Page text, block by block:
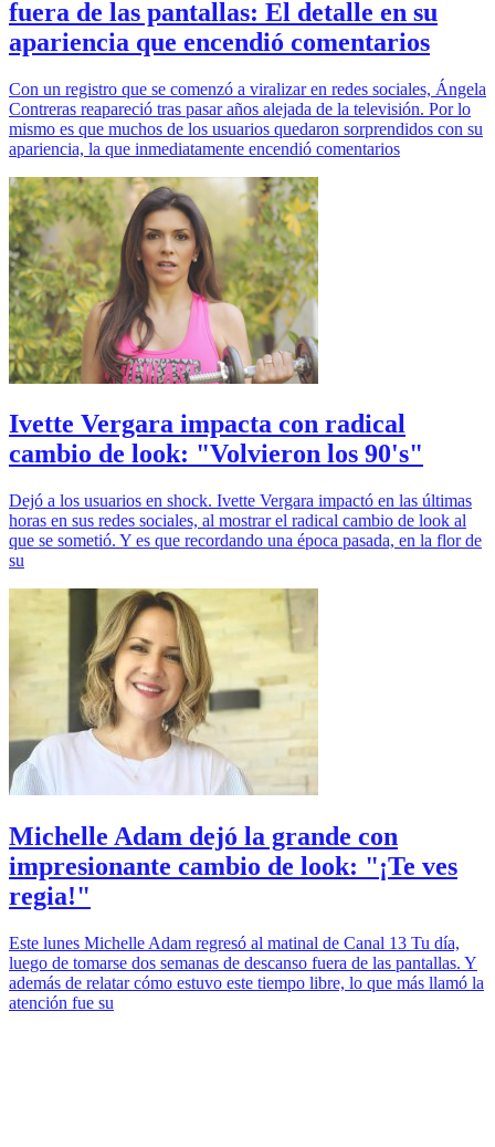
fuera de las pantallas: El detalle en su
apariencia que encendió comentarios
Con un registro que se comenzó a viralizar en redes sociales, Ángela
Contreras reapareció tras pasar años alejada de la televisión. Por lo
mismo es que muchos de los usuarios quedaron sorprendidos con su
apariencia, la que inmediatamente encendió comentarios
Ivette Vergara impacta con radical
cambio de look: "Volvieron los 90's"
Dejó a los usuarios en shock. Ivette Vergara impactó en las últimas
horas en sus redes sociales, al mostrar el radical cambio de look al
que se sometió. Y es que recordando una época pasada, en la flor de
su
Michelle Adam dejó la grande con
impresionante cambio de look: "¡Te ves
regia!"
Este lunes Michelle Adam regresó al matinal de Canal 13 Tu día,
luego de tomarse dos semanas de descanso fuera de las pantallas. Y
además de relatar cómo estuvo este tiempo libre, lo que más llamó la
atención fue su